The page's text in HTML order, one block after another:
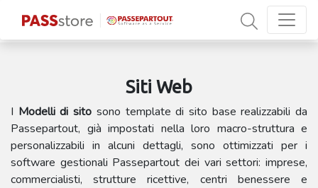
Siti Web
I Modelli di sito sono template di sito base realizzabili da
Passepartout, già impostati nella loro macro-struttura e
personalizzabili in alcuni dettagli, sono ottimizzati per i
software gestionali Passepartout dei vari settori: imprese,
commercialisti, strutture ricettive, centri benessere e